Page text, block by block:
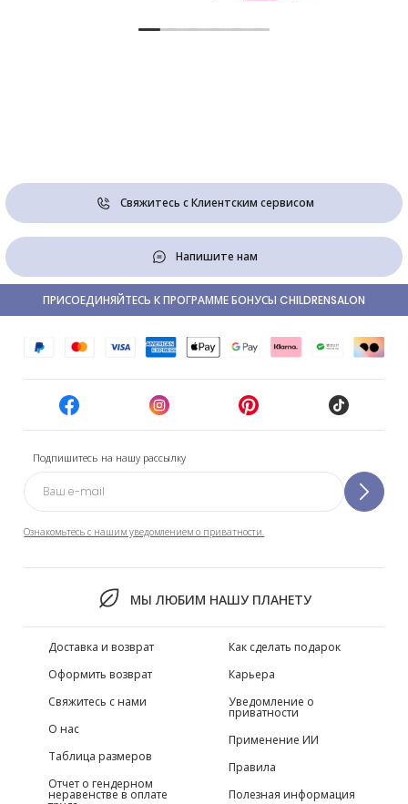
Свяжитесь с Клиентским сервисом
Напишите нам
Подпишитесь на нашу рассылку
Ознакомьтесь с нашим уведомлением о приватности.
МЫ ЛЮБИМ НАШУ ПЛАНЕТУ
ПРИСОЕДИНЯЙТЕСЬ К ПРОГРАММЕ БОНУСЫ CHILDRENSALON
Доставка и возврат
Оформить возврат
Свяжитесь с нами
О нас
Таблица размеров
Отчет о гендерном
неравенстве в оплате
Как сделать подарок
Карьера
Уведомление о
приватности
Применение ИИ
Правила
Полезная информация